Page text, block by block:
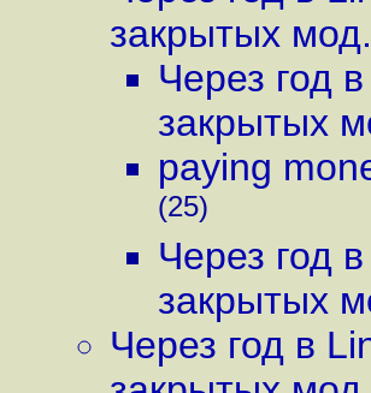
закрытых
Через год
закрытых
paying
(25)
Через год
закрытых
Через год в